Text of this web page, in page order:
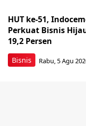
Bisnis
HUT ke-51,
Perkuat Bisnis
19,2 Persen
Rabu, 5 Agu